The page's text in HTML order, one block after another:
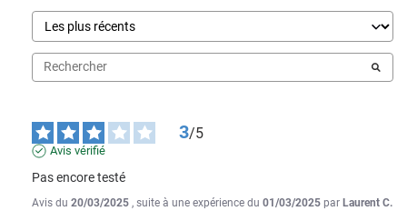
3/5
Avis vérifié
Pas encore testé
Avis du 20/03/2025 , suite à une expérience du 01/03/2025 par Laurent C.